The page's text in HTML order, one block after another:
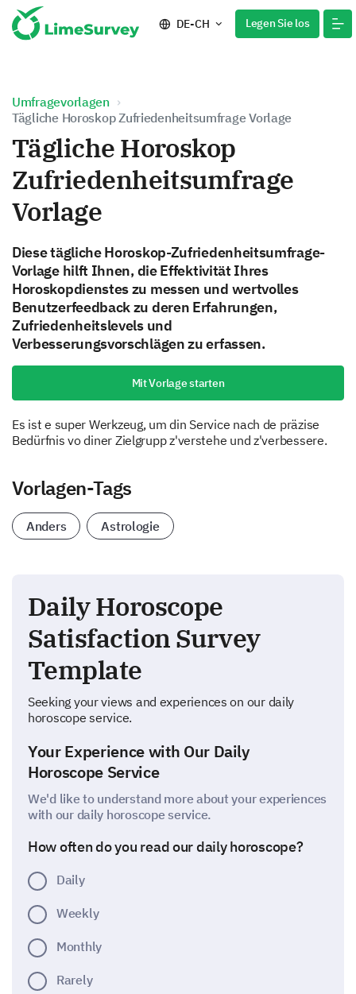
DE-CH Legen Sie los
Umfragevorlagen
Tägliche Horoskop Zufriedenheitsumfrage Vorlage
Tägliche Horoskop
Zufriedenheitsumfrage
Vorlage
Diese tägliche Horoskop-Zufriedenheitsumfrage-
Vorlage hilft Ihnen, die Effektivität Ihres
Horoskopdienstes zu messen und wertvolles
Benutzerfeedback zu deren Erfahrungen,
Zufriedenheitslevels und
Verbesserungsvorschlägen zu erfassen.
Mit Vorlage starten
Es ist e super Werkzeug, um din Service nach de präzise
Bedürfnis vo diner Zielgrupp z'verstehe und z'verbessere.
Vorlagen-Tags
Anders Astrologie
Daily Horoscope
Satisfaction Survey
Template
Seeking your views and experiences on our daily
horoscope service.
Your Experience with Our Daily
Horoscope Service
We'd like to understand more about your experiences
with our daily horoscope service.
How often do you read our daily horoscope?
Daily
Weekly
Monthly
Rarely